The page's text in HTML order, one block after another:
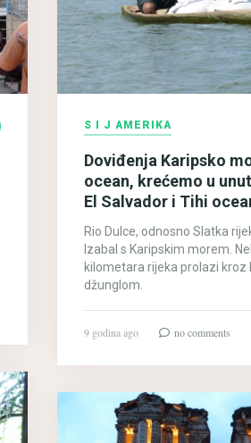
S I J AMERIKA
Doviđenja Karipsko
ocean, krećemo u
El Salvador i Tihi
Rio Dulce, odnosno Slatka
Izabal s Karipskim morem.
kilometara rijeka prolazi kroz
džunglom.
9 godina ago no comments